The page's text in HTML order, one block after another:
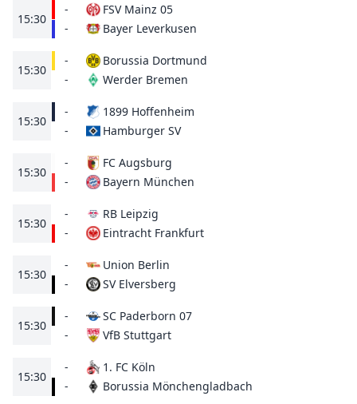
15:30
-
-
FSV Mainz 05
Bayer Leverkusen
15:30
-
-
Borussia Dortmund
Werder Bremen
15:30
-
-
1899 Hoffenheim
Hamburger SV
15:30
-
-
FC Augsburg
Bayern München
15:30
-
-
RB Leipzig
Eintracht Frankfurt
15:30
-
-
Union Berlin
SV Elversberg
15:30
-
-
SC Paderborn 07
VfB Stuttgart
15:30
-
-
1. FC Köln
Borussia Mönchengladbach